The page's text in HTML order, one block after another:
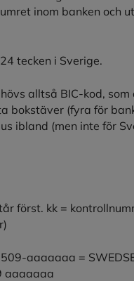
inom banken och
tecken i Sverige.
alltså BIC-kod, som
bokstäver (fyra för
ibland (men inte för
först. kk =
aaaaaaa =
aaaaaaa